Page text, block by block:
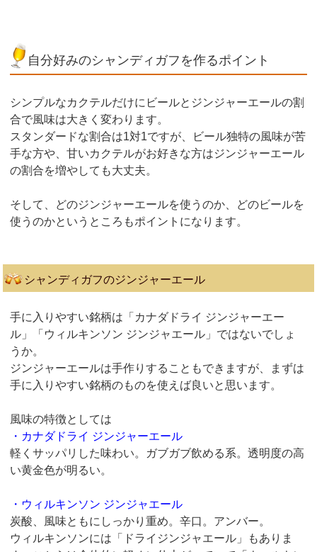
自分好みのシャンディガフを作るポイント
シンプルなカクテルだけにビールとジンジャーエールの割
合で風味は大きく変わります。
スタンダードな割合は1対1ですが、ビール独特の風味が苦
手な方や、甘いカクテルがお好きな方はジンジャーエール
の割合を増やしても大丈夫。
そして、どのジンジャーエールを使うのか、どのビールを
使うのかというところもポイントになります。
シャンディガフのジンジャーエール
手に入りやすい銘柄は「カナダドライ ジンジャーエー
ル」「ウィルキンソン ジンジャエール」ではないでしょ
うか。
ジンジャーエールは手作りすることもできますが、まずは
手に入りやすい銘柄のものを使えば良いと思います。
風味の特徴としては
・カナダドライ ジンジャーエール
軽くサッパリした味わい。ガブガブ飲める系。透明度の高
い黄金色が明るい。
・ウィルキンソン ジンジャエール
炭酸、風味ともにしっかり重め。辛口。アンバー。
ウィルキンソンには「ドライジンジャエール」もありま